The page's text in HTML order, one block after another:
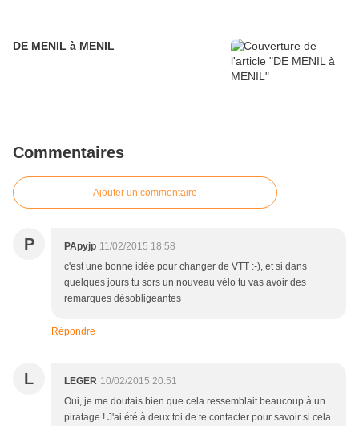
DE MENIL à MENIL
Commentaires
Ajouter un commentaire
P PApyjp 11/02/2015 18:58
c'est une bonne idée pour changer de VTT :-), et si dans
quelques jours tu sors un nouveau vélo tu vas avoir des
remarques désobligeantes
Répondre
L LEGER 10/02/2015 20:51
Oui, je me doutais bien que cela ressemblait beaucoup à un
piratage ! J'ai été à deux toi de te contacter pour savoir si cela